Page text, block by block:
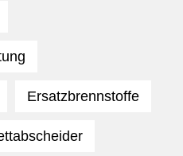
Ersatzbrennstoffe